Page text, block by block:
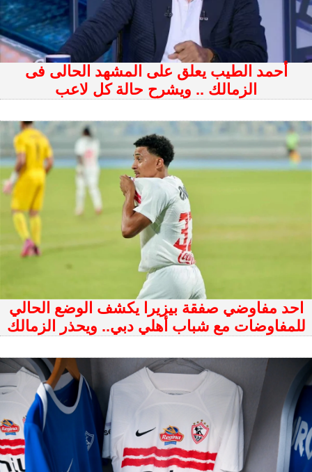
أحمد الطيب يعلق على المشهد الحالى فى
الزمالك .. ويشرح حالة كل لاعب
احد مفاوضي صفقة بيزيرا يكشف الوضع الحالي
للمفاوضات مع شباب أهلي دبي.. ويحذر الزمالك